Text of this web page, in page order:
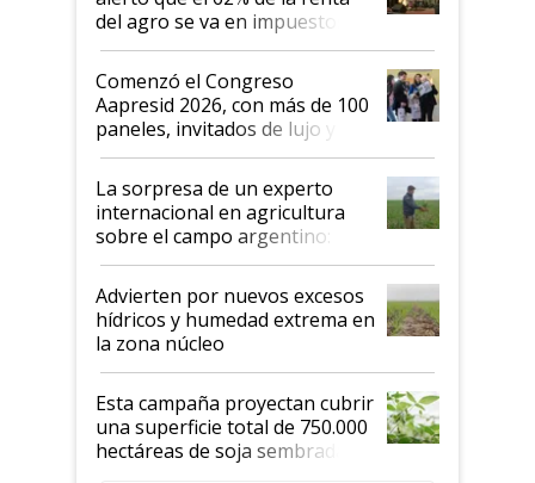
del agro se va en impuestos:
"No es bueno que en
Argentina se sigan discutiendo
las mismas cosas de hace 50
años"
Comenzó el Congreso
Aapresid 2026, con más de 100
paneles, invitados de lujo y
todas las tendencias
La sorpresa de un experto
internacional en agricultura
sobre el campo argentino:
"Estoy muy impresionado"
Advierten por nuevos excesos
hídricos y humedad extrema en
la zona núcleo
Esta campaña proyectan cubrir
una superficie total de 750.000
hectáreas de soja sembradas